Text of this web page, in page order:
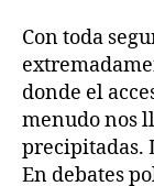
Con toda
donde el
menudo nos
precipitadas.
En debates